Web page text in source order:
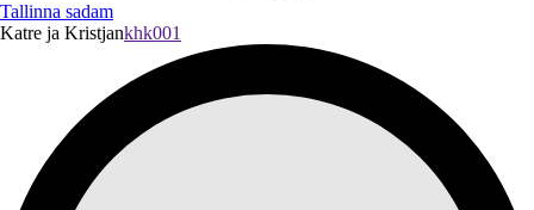
Tallinna sadam
Katre ja Kristjankhk001